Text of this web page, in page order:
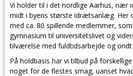
Vi holder til i det nordlige Aarhus, nær
midt i byens største idrætsanlæg. Her
med ca. 80 spillende medlemmer,
gymnasium til universitetslivet og
tilværelse med fuldtidsarbejde og ondt
På holdbasis har vi tilbud på
noget for de flestes smag, uanset